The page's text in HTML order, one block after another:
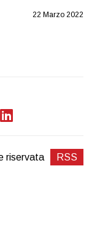
22 Marzo 2022
riservata RSS